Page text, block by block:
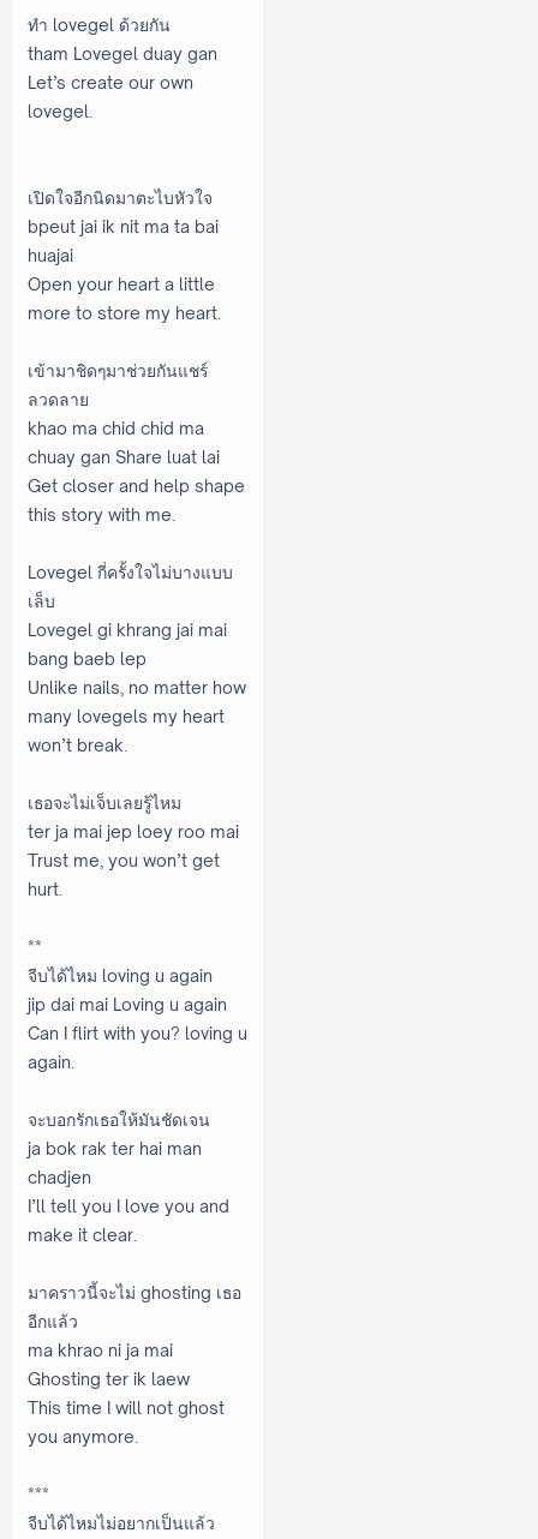
ทำ lovegel ด้วยกัน
tham Lovegel duay gan
Let’s create our own
lovegel.
เปิดใจอีกนิดมาตะไบหัวใจ
bpeut jai ik nit ma ta bai
huajai
Open your heart a little
more to store my heart.
เข้ามาชิดๆมาช่วยกันแชร์
ลวดลาย
khao ma chid chid ma
chuay gan Share luat lai
Get closer and help shape
this story with me.
Lovegel กี่ครั้งใจไม่บางแบบ
เล็บ
Lovegel gi khrang jai mai
bang baeb lep
Unlike nails, no matter how
many lovegels my heart
won’t break.
เธอจะไม่เจ็บเลยรู้ไหม
ter ja mai jep loey roo mai
Trust me, you won’t get
hurt.
**
จีบได้ไหม loving u again
jip dai mai Loving u again
Can I flirt with you? loving u
again.
จะบอกรักเธอให้มันชัดเจน
ja bok rak ter hai man
chadjen
I’ll tell you I love you and
make it clear.
มาคราวนี้จะไม่ ghosting เธอ
อีกแล้ว
ma khrao ni ja mai
Ghosting ter ik laew
This time I will not ghost
you anymore.
***
จีบได้ไหมไม่อยากเป็นแล้ว